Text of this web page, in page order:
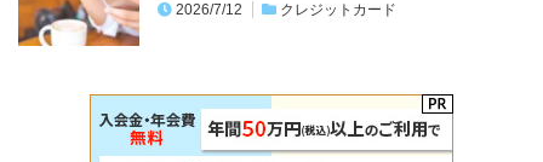
2026/7/12 クレジットカード